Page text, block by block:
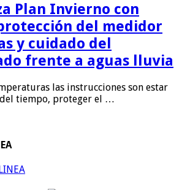
Plan Invierno con
del medidor
y cuidado del
frente a aguas lluvia
las instrucciones son estar
tiempo, proteger el …